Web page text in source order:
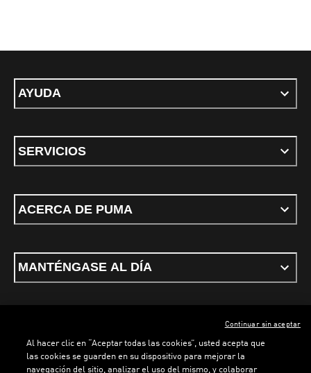
AYUDA
SERVICIOS
ACERCA DE PUMA
MANTÉNGASE AL DÍA
ESPAÑOL
Al hacer clic en “Aceptar todas las cookies”, usted acepta que
las cookies se guarden en su dispositivo para mejorar la
navegación del sitio, analizar el uso del mismo, y colaborar
Continuar sin aceptar